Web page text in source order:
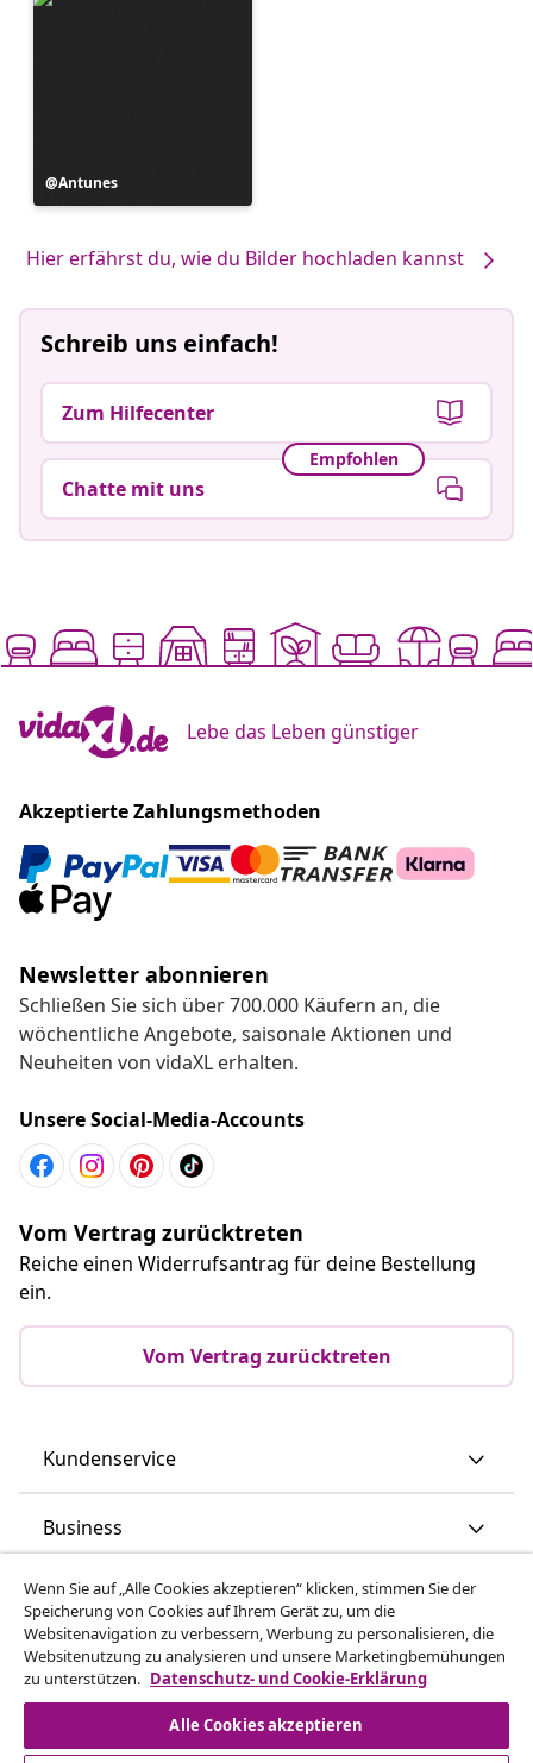
Beitrag
veröffentlicht
Antunes
Hier erfährst du, wie du Bilder hochladen kannst
Schreib uns einfach!
Zum Hilfecenter
Empfohlen
Chatte mit uns
Lebe das Leben günstiger
Akzeptierte Zahlungsmethoden
Newsletter abonnieren
Schließen Sie sich über 700.000 Käufern an, die
wöchentliche Angebote, saisonale Aktionen und
Neuheiten von vidaXL erhalten.
Unsere Social-Media-Accounts
Vom Vertrag zurücktreten
Reiche einen Widerrufsantrag für deine Bestellung
ein.
Vom Vertrag zurücktreten
Kundenservice
Business
vidaXL
Mehr entdecken
Wenn Sie auf „Alle Cookies akzeptieren“ klicken, stimmen Sie der
Speicherung von Cookies auf Ihrem Gerät zu, um die
Websitenavigation zu verbessern, Werbung zu personalisieren, die
Websitenutzung zu analysieren und unsere Marketingbemühungen
zu unterstützen. Datenschutz- und Cookie-Erklärung
Alle Cookies akzeptieren